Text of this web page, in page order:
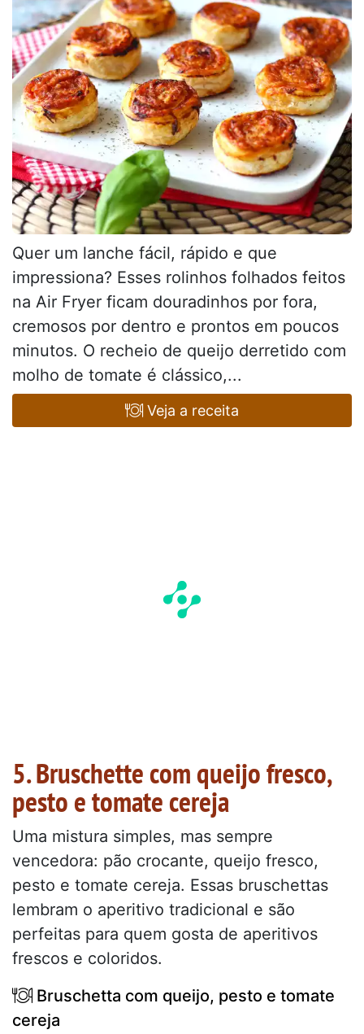
Quer um lanche fácil, rápido e que
impressiona? Esses rolinhos folhados feitos
na Air Fryer ficam douradinhos por fora,
cremosos por dentro e prontos em poucos
minutos. O recheio de queijo derretido com
molho de tomate é clássico,...
Veja a receita
5. Bruschette com queijo fresco,
pesto e tomate cereja
Uma mistura simples, mas sempre
vencedora: pão crocante, queijo fresco,
pesto e tomate cereja. Essas bruschettas
lembram o aperitivo tradicional e são
perfeitas para quem gosta de aperitivos
frescos e coloridos.
Bruschetta com queijo, pesto e tomate
cereja